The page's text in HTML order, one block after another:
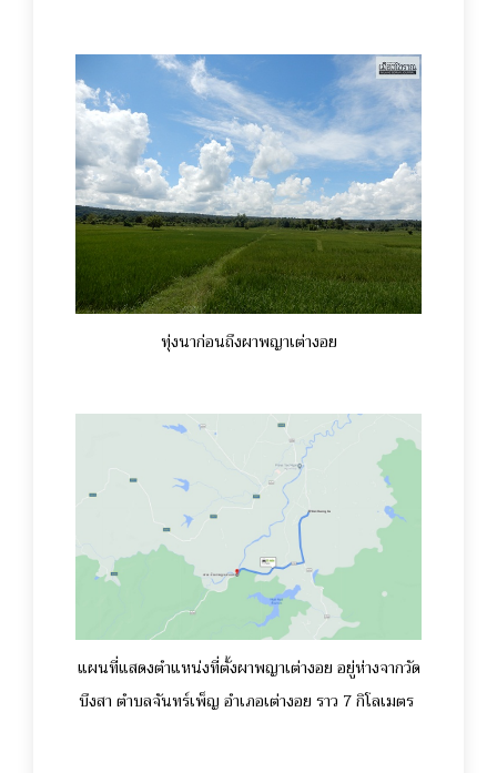
ทุ่งนาก่อนถึงผาพญาเต่างอย
แผนที่แสดงตำแหน่งที่ตั้งผาพญาเต่างอย อยู่ห่างจากวัด
บึงสา ตำบลจันทร์เพ็ญ อำเภอเต่างอย ราว 7 กิโลเมตร